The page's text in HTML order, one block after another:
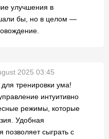
улучшения в
бы, но в целом —
2025 03:45
тренировки ума!
интуитивно
режимы, которые
Удобная
позволяет сыграть с